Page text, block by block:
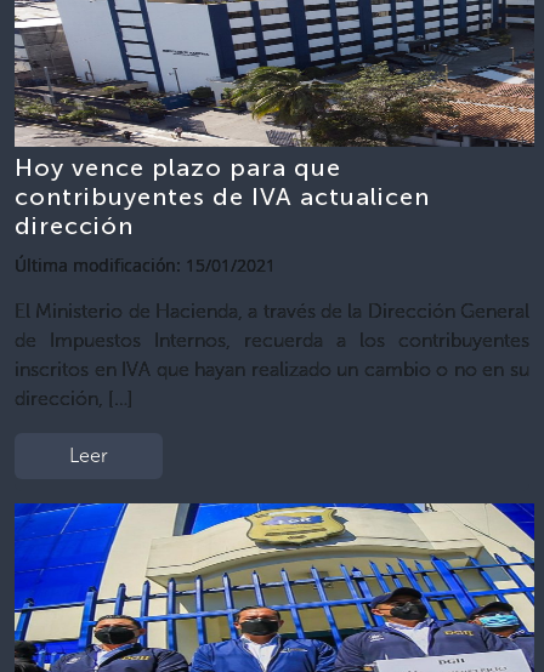
Hoy vence plazo para que
contribuyentes de IVA actualicen
dirección
Última modificación: 15/01/2021
El Ministerio de Hacienda, a través de la Dirección General
de Impuestos Internos, recuerda a los contribuyentes
inscritos en IVA que hayan realizado un cambio o no en su
dirección, […]
Leer